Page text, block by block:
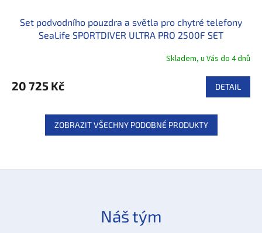
Set podvodního pouzdra a světla pro chytré telefony
SeaLife SPORTDIVER ULTRA PRO 2500F SET
Skladem, u Vás do 4 dnů
20 725 Kč DETAIL
ZOBRAZIT VŠECHNY PODOBNÉ PRODUKTY
Náš tým